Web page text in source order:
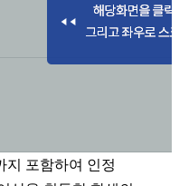
지 포함하여 인정